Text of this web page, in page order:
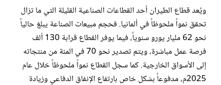
ويُعد قطاع الطيران أحد القطاعات الصناعية القليلة التي ما تزال
تحقق نمواً ملحوظاً في ألمانيا. فحجم مبيعات الصناعة يبلغ حالياً
نحو 62 مليار يورو سنوياً، فيما يوفر القطاع قرابة 130 ألف
فرصة عمل مباشرة، ويتم تصدير نحو 70 في المئة من منتجاته
إلى الأسواق الخارجية. كما سجل القطاع نمواً ملحوظاً خلال عام
2025م، مدفوعاً بشكل خاص بارتفاع الإنفاق الدفاعي وزيادة